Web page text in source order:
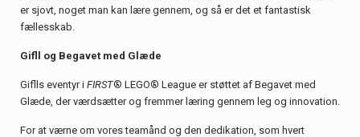
er sjovt, noget man kan lære gennem, og så er det et fantastisk
fællesskab.
Gifll og Begavet med Glæde
Giflls eventyr i FIRST® LEGO® League er støttet af Begavet med
Glæde, der værdsætter og fremmer læring gennem leg og innovation.
For at værne om vores teamånd og den dedikation, som hvert